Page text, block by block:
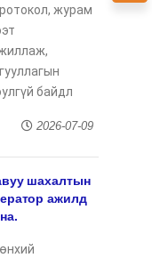
журам
байдл
2026-07-09
шахалтын
ажилд